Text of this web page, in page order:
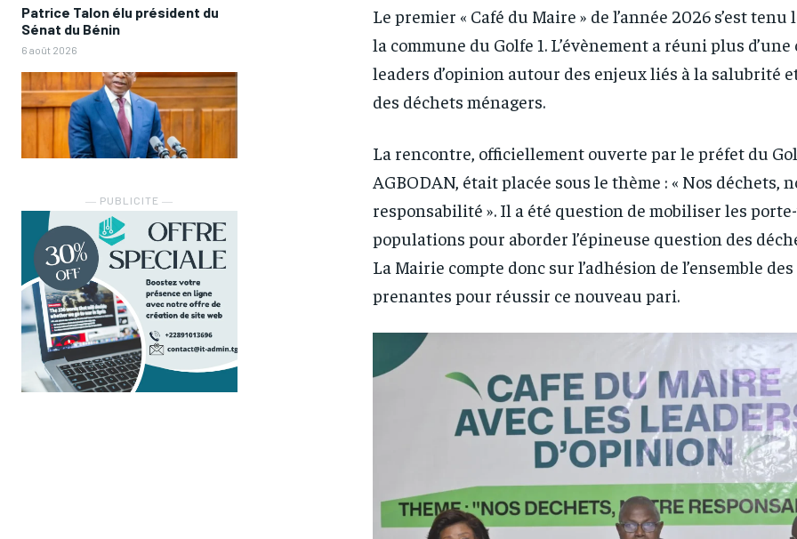
Patrice Talon élu président du
Sénat du Bénin
6 août 2026
― PUBLICITE ―
Le premier « Café du Maire » de l’année 2026 s’est tenu
la commune du Golfe 1. L’évènement a réuni plus
leaders d’opinion autour des enjeux liés à la salubrité
des déchets ménagers.
La rencontre, officiellement ouverte par le préfet du
AGBODAN, était placée sous le thème : « Nos déchets,
responsabilité ». Il a été question de mobiliser les
populations pour aborder l’épineuse question des
La Mairie compte donc sur l’adhésion de l’ensemble
prenantes pour réussir ce nouveau pari.